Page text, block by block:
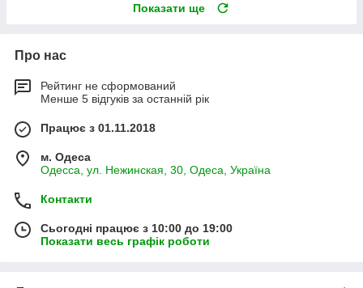
Показати ще
Про нас
Рейтинг не сформований
Менше 5 відгуків за останній рік
Працює з 01.11.2018
м. Одеса
Одесса, ул. Нежинская, 30, Одеса, Україна
Контакти
Сьогодні працює з 10:00 до 19:00
Показати весь графік роботи